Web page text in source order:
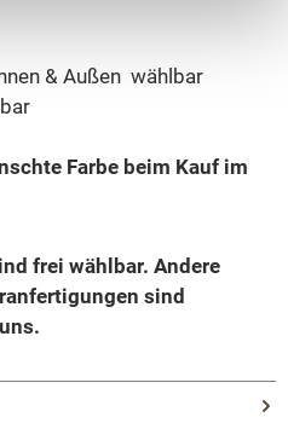
& Außen wählbar
Farbe beim Kauf im
frei wählbar. Andere
sind